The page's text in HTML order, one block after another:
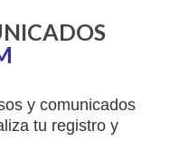
y comunicados
tu registro y